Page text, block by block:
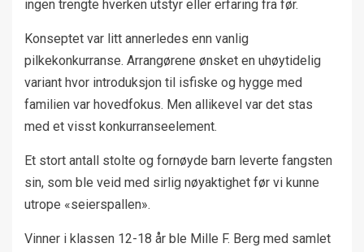
ingen trengte hverken utstyr eller erfaring fra før.
Konseptet var litt annerledes enn vanlig
pilkekonkurranse. Arrangørene ønsket en uhøytidelig
variant hvor introduksjon til isfiske og hygge med
familien var hovedfokus. Men allikevel var det stas
med et visst konkurranseelement.
Et stort antall stolte og fornøyde barn leverte fangsten
sin, som ble veid med sirlig nøyaktighet før vi kunne
utrope «seierspallen».
Vinner i klassen 12-18 år ble Mille F. Berg med samlet